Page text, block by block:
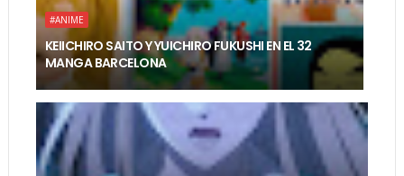
#ANIME
KEIICHIRO SAITO Y YUICHIRO FUKUSHI EN EL 32
MANGA BARCELONA